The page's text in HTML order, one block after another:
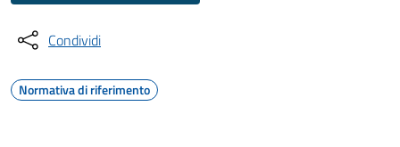
Condividi
Normativa di riferimento